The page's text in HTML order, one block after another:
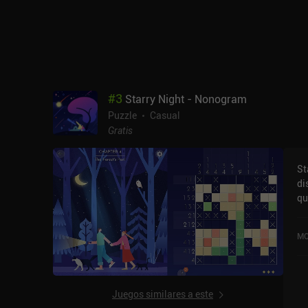
#3 Starry Night - Nonogram
Puzzle
Casual
Gratis
Juegos similares a este